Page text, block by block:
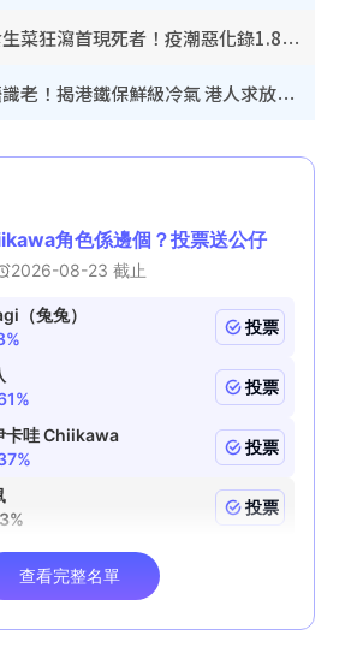
奪命寄生蟲｜食生菜狂瀉首現死者！疫潮惡化錄1.8萬宗病例 揭洗菜3大謬誤
內地客歎港人唔識老！揭港鐵保鮮級冷氣 港人求放過：咪投訴